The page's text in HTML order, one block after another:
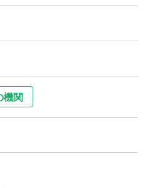
機関